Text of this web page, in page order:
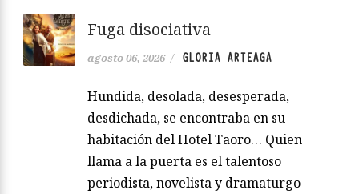
Fuga disociativa
agosto 06, 2026 / GLORIA ARTEAGA
Hundida, desolada, desesperada,
desdichada, se encontraba en su
habitación del Hotel Taoro… Quien
llama a la puerta es el talentoso
periodista, novelista y dramaturgo